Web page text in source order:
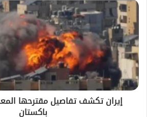
إيران تكشف تفاصيل مقترحها
باكستان